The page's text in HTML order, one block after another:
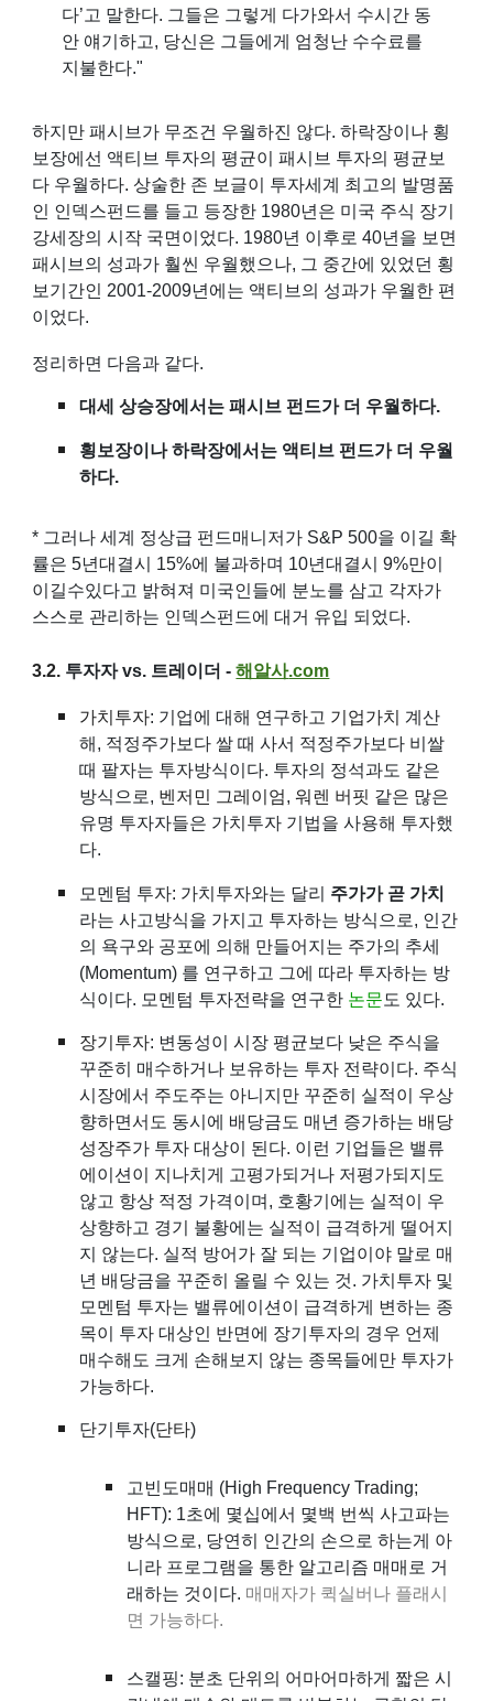
다’고 말한다. 그들은 그렇게 다가와서 수시간 동
안 얘기하고, 당신은 그들에게 엄청난 수수료를
지불한다."
하지만 패시브가 무조건 우월하진 않다. 하락장이나 횡
보장에선 액티브 투자의 평균이 패시브 투자의 평균보
다 우월하다. 상술한 존 보글이 투자세계 최고의 발명품
인 인덱스펀드를 들고 등장한 1980년은 미국 주식 장기
강세장의 시작 국면이었다. 1980년 이후로 40년을 보면
패시브의 성과가 훨씬 우월했으나, 그 중간에 있었던 횡
보기간인 2001-2009년에는 액티브의 성과가 우월한 편
이었다.
정리하면 다음과 같다.
대세 상승장에서는 패시브 펀드가 더 우월하다.
횡보장이나 하락장에서는 액티브 펀드가 더 우월
하다.
* 그러나 세계 정상급 펀드매니저가 S&P 500을 이길 확
률은 5년대결시 15%에 불과하며 10년대결시 9%만이
이길수있다고 밝혀져 미국인들에 분노를 삼고 각자가
스스로 관리하는 인덱스펀드에 대거 유입 되었다.
3.2. 투자자 vs. 트레이더 -해알사.com
가치투자: 기업에 대해 연구하고 기업가치
계산
해, 적정주가보다 쌀 때 사서 적정주가보다 비쌀
때 팔자는 투자방식이다. 투자의 정석과도 같은
방식으로, 벤저민 그레이엄,워렌 버핏 같은 많은
유명 투자자들은 가치투자 기법을 사용해 투자했
다.
모멘텀 투자: 가치투자와는 달리 주가가 곧 가치
라는 사고방식을 가지고 투자하는 방식으로, 인간
의 욕구와 공포에 의해 만들어지는 주가의 추세
(Momentum) 를 연구하고 그에 따라 투자하는 방
식이다. 모멘텀 투자전략을 연구한 논문 도 있다.
장기투자: 변동성이 시장 평균보다 낮은 주식을
꾸준히 매수하거나 보유하는 투자 전략이다. 주식
시장에서 주도주는 아니지만 꾸준히 실적이 우상
향하면서도 동시에 배당금도 매년 증가하는 배당
성장주가 투자 대상이 된다. 이런 기업들은 밸류
에이션이 지나치게 고평가되거나 저평가되지도
않고 항상 적정 가격이며, 호황기에는 실적이 우
상향하고 경기 불황에는 실적이 급격하게 떨어지
지 않는다. 실적 방어가 잘 되는 기업이야 말로 매
년 배당금을 꾸준히 올릴 수 있는 것. 가치투자 및
모멘텀 투자는 밸류에이션이 급격하게 변하는 종
목이 투자 대상인 반면에 장기투자의 경우 언제
매수해도 크게 손해보지 않는 종목들에만 투자가
가능하다.
단기투자(단타)
고빈도매매 (High Frequency Trading;
HFT): 1초에 몇십에서 몇백 번씩 사고파는
방식으로, 당연히 인간의 손으로 하는게 아
니라 프로그램을 통한 알고리즘 매매로 거
래하는 것이다. 매매자가 퀵실버나 플래시
면 가능하다.
스캘핑: 분초 단위의 어마어마하게 짧은 시